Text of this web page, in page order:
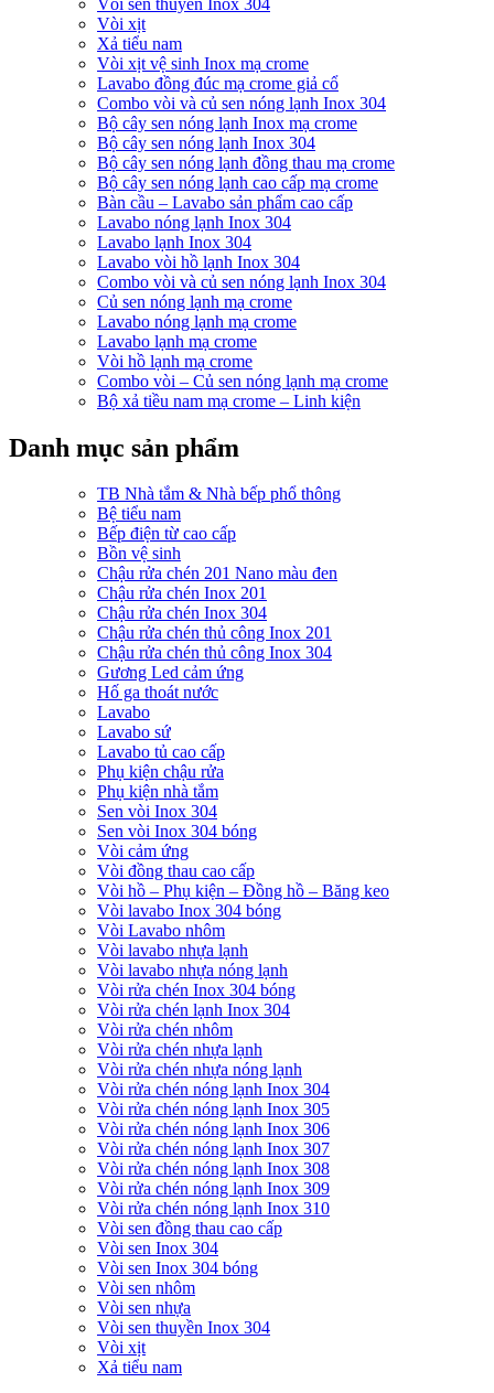
Vòi xịt
Xả tiểu nam
Vòi xịt vệ sinh Inox mạ crome
Lavabo đồng đúc mạ crome giả cổ
Combo vòi và củ sen nóng lạnh Inox 304
Bộ cây sen nóng lạnh Inox mạ crome
Bộ cây sen nóng lạnh Inox 304
Bộ cây sen nóng lạnh đồng thau mạ crome
Bộ cây sen nóng lạnh cao cấp mạ crome
Bàn cầu – Lavabo sản phẩm cao cấp
Lavabo nóng lạnh Inox 304
Lavabo lạnh Inox 304
Lavabo vòi hồ lạnh Inox 304
Combo vòi và củ sen nóng lạnh Inox 304
Củ sen nóng lạnh mạ crome
Lavabo nóng lạnh mạ crome
Lavabo lạnh mạ crome
Vòi hồ lạnh mạ crome
Combo vòi – Củ sen nóng lạnh mạ crome
Bộ xả tiều nam mạ crome – Linh kiện
Danh mục sản phẩm
TB Nhà tắm & Nhà bếp phổ thông
Bệ tiểu nam
Bếp điện từ cao cấp
Bồn vệ sinh
Chậu rửa chén 201 Nano màu đen
Chậu rửa chén Inox 201
Chậu rửa chén Inox 304
Chậu rửa chén thủ công Inox 201
Chậu rửa chén thủ công Inox 304
Gương Led cảm ứng
Hố ga thoát nước
Lavabo
Lavabo sứ
Lavabo tủ cao cấp
Phụ kiện chậu rửa
Phụ kiện nhà tắm
Sen vòi Inox 304
Sen vòi Inox 304 bóng
Vòi cảm ứng
Vòi đồng thau cao cấp
Vòi hồ – Phụ kiện – Đồng hồ – Băng keo
Vòi lavabo Inox 304 bóng
Vòi Lavabo nhôm
Vòi lavabo nhựa lạnh
Vòi lavabo nhựa nóng lạnh
Vòi rửa chén Inox 304 bóng
Vòi rửa chén lạnh Inox 304
Vòi rửa chén nhôm
Vòi rửa chén nhựa lạnh
Vòi rửa chén nhựa nóng lạnh
Vòi rửa chén nóng lạnh Inox 304
Vòi rửa chén nóng lạnh Inox 305
Vòi rửa chén nóng lạnh Inox 306
Vòi rửa chén nóng lạnh Inox 307
Vòi rửa chén nóng lạnh Inox 308
Vòi rửa chén nóng lạnh Inox 309
Vòi rửa chén nóng lạnh Inox 310
Vòi sen đồng thau cao cấp
Vòi sen Inox 304
Vòi sen Inox 304 bóng
Vòi sen nhôm
Vòi sen nhựa
Vòi sen thuyền Inox 304
Vòi xịt
Xả tiểu nam